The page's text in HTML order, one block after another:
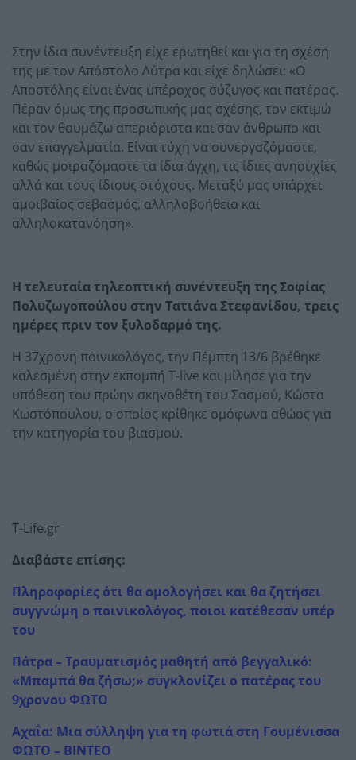
Στην ίδια συνέντευξη είχε ερωτηθεί και για τη σχέση
της με τον Απόστολο Λύτρα και είχε δηλώσει: «Ο
Αποστόλης είναι ένας υπέροχος σύζυγος και πατέρας.
Πέραν όμως της προσωπικής μας σχέσης, τον εκτιμώ
και τον θαυμάζω απεριόριστα και σαν άνθρωπο και
σαν επαγγελματία. Είναι τύχη να συνεργαζόμαστε,
καθώς μοιραζόμαστε τα ίδια άγχη, τις ίδιες ανησυχίες
αλλά και τους ίδιους στόχους. Μεταξύ μας υπάρχει
αμοιβαίος σεβασμός, αλληλοβοήθεια και
αλληλοκατανόηση».
Η τελευταία τηλεοπτική συνέντευξη της Σοφίας
Πολυζωγοπούλου στην Τατιάνα Στεφανίδου, τρεις
ημέρες πριν τον ξυλοδαρμό της.
Η 37χρονη ποινικολόγος, την Πέμπτη 13/6 βρέθηκε
καλεσμένη στην εκπομπή T-live και μίλησε για την
υπόθεση του πρώην σκηνοθέτη του Σασμού, Κώστα
Κωστόπουλου, ο οποίος κρίθηκε ομόφωνα αθώος για
την κατηγορία του βιασμού.
T-Life.gr
Διαβάστε επίσης:
Πληροφορίες ότι θα ομολογήσει και θα ζητήσει
συγγνώμη ο ποινικολόγος, ποιοι κατέθεσαν υπέρ
του
Πάτρα – Τραυματισμός μαθητή από βεγγαλικό:
«Mπαμπά θα ζήσω;» συγκλονίζει ο πατέρας του
9χρονου ΦΩΤΟ
Αχαΐα: Μια σύλληψη για τη φωτιά στη Γουμένισσα
ΦΩΤΟ – ΒΙΝΤΕΟ